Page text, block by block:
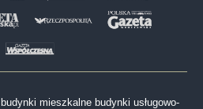
budynki mieszkalne budynki usługowo-